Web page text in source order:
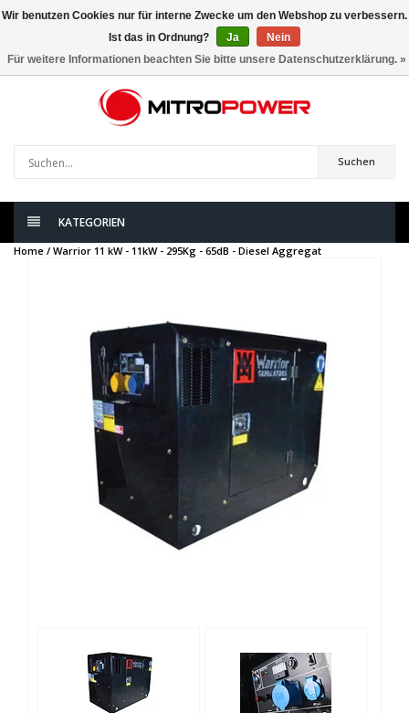
artikel
Suchen
KATEGORIEN
Home / Warrior 11 kW - 11kW - 295Kg - 65dB - Diesel Aggregat
Wir benutzen Cookies nur für interne Zwecke um den Webshop zu verbessern.
Ist das in Ordnung?
Ja
Nein
Für weitere Informationen beachten Sie bitte unsere Datenschutzerklärung. »